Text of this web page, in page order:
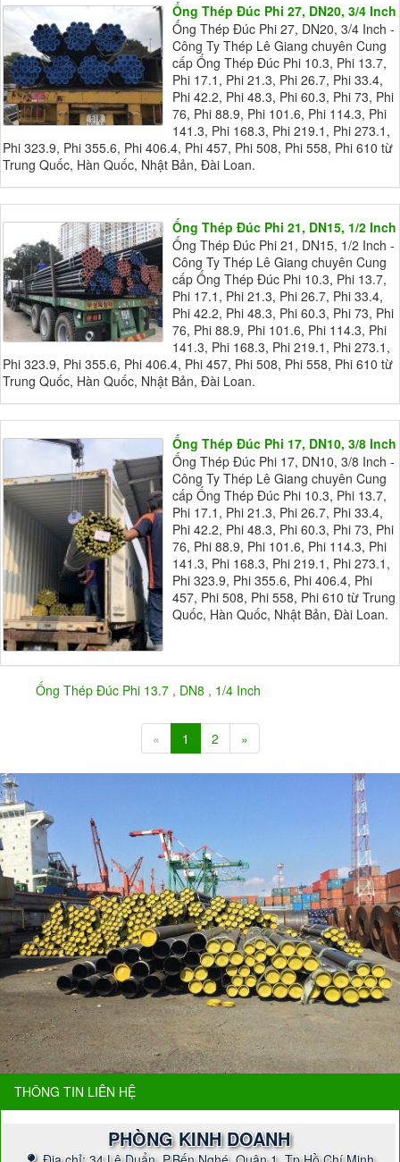
Ống Thép Đúc Phi 27, DN20, 3/4 Inch
Ống Thép Đúc Phi 27, DN20, 3/4 Inch -
Công Ty Thép Lê Giang chuyên Cung
cấp Ống Thép Đúc Phi 10.3, Phi 13.7,
Phi 17.1, Phi 21.3, Phi 26.7, Phi 33.4,
Phi 42.2, Phi 48.3, Phi 60.3, Phi 73, Phi
76, Phi 88.9, Phi 101.6, Phi 114.3, Phi
141.3, Phi 168.3, Phi 219.1, Phi 273.1,
Phi 323.9, Phi 355.6, Phi 406.4, Phi 457, Phi 508, Phi 558, Phi 610 từ
Trung Quốc, Hàn Quốc, Nhật Bản, Đài Loan.
Ống Thép Đúc Phi 21, DN15, 1/2 Inch
Ống Thép Đúc Phi 21, DN15, 1/2 Inch -
Công Ty Thép Lê Giang chuyên Cung
cấp Ống Thép Đúc Phi 10.3, Phi 13.7,
Phi 17.1, Phi 21.3, Phi 26.7, Phi 33.4,
Phi 42.2, Phi 48.3, Phi 60.3, Phi 73, Phi
76, Phi 88.9, Phi 101.6, Phi 114.3, Phi
141.3, Phi 168.3, Phi 219.1, Phi 273.1,
Phi 323.9, Phi 355.6, Phi 406.4, Phi 457, Phi 508, Phi 558, Phi 610 từ
Trung Quốc, Hàn Quốc, Nhật Bản, Đài Loan.
Ống Thép Đúc Phi 17, DN10, 3/8 Inch
Ống Thép Đúc Phi 17, DN10, 3/8 Inch -
Công Ty Thép Lê Giang chuyên Cung
cấp Ống Thép Đúc Phi 10.3, Phi 13.7,
Phi 17.1, Phi 21.3, Phi 26.7, Phi 33.4,
Phi 42.2, Phi 48.3, Phi 60.3, Phi 73, Phi
76, Phi 88.9, Phi 101.6, Phi 114.3, Phi
141.3, Phi 168.3, Phi 219.1, Phi 273.1,
Phi 323.9, Phi 355.6, Phi 406.4, Phi
457, Phi 508, Phi 558, Phi 610 từ Trung
Quốc, Hàn Quốc, Nhật Bản, Đài Loan.
Ống Thép Đúc Phi 13.7 , DN8 , 1/4 Inch
« 1 2 »
THÔNG TIN LIÊN HỆ
PHÒNG KINH DOANH